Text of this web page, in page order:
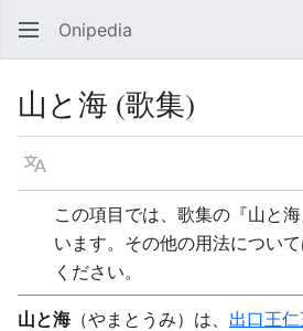
Onipedia
山と海 (歌集)
言語
この項目では、歌集の『山と
います。その他の用法につい
ください。
山と海 （やまとうみ）は、 出口王